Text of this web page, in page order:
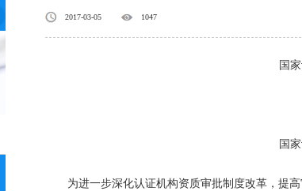
2017-03-05 1047
国
国
为进一步深化认证机构资质审批制度改革，提